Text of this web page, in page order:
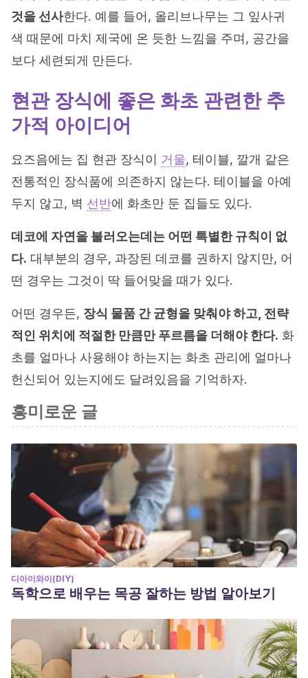
것을 선사한다. 예를 들어, 올리브나무는 그 잎사귀
색 때문에 마치 제국에 온 듯한 느낌을 주며, 공간을
보다 세련되게 만든다.
현관 장식에 좋은 화초 관련한 추
가적 아이디어
요즈음에는 집 현관 장식이 거울, 테이블, 깔개 같은
전통적인 장식품에 의존하지 않는다. 테이블을 아예
두지 않고, 벽 선반에 화초만 둔 집들도 있다.
데코에 자연을 불러오는데는 어떤 특별한 규칙이 없
다. 대부분의 경우, 과장된 데코를 권하지 않지만, 어
떤 경우는 그것이 딱 들어맞을 때가 있다.
어떤 경우든, 장식 물품 간 균형을 맞춰야 하고, 전략
적인 위치에 적절한 만큼만 푸르름을 더해야 한다. 화
초를 얼마나 사용해야 하는지는 화초 관리에 얼마나
헌신되어 있는지에도 달려있음을 기억하자.
흥미로운 글
디아이와이(DIY)
독학으로 배우는 목공 잘하는 방법 알아보기